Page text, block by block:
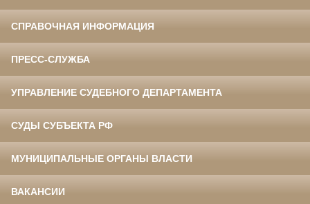
СПРАВОЧНАЯ ИНФОРМАЦИЯ
ПРЕСС-СЛУЖБА
УПРАВЛЕНИЕ СУДЕБНОГО ДЕПАРТАМЕНТА
СУДЫ СУБЪЕКТА РФ
МУНИЦИПАЛЬНЫЕ ОРГАНЫ ВЛАСТИ
ВАКАНСИИ